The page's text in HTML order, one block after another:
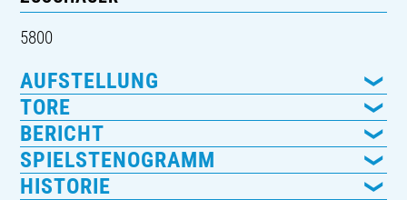
5800
AUFSTELLUNG
TORE
BERICHT
SPIELSTENOGRAMM
HISTORIE